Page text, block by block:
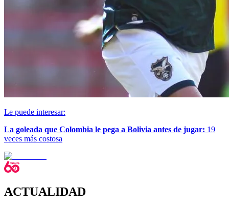
Le puede interesar:
La goleada que Colombia le pega a Bolivia antes de jugar: 19
veces más costosa
ACTUALIDAD